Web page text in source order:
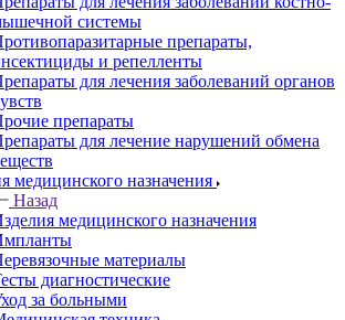
системы
препараты,
и репелленты
для лечения заболеваний органов
препараты
для лечение нарушений обмена
медицинского назначения
Назад
медицинского назначения
материалы
диагностические
за больными